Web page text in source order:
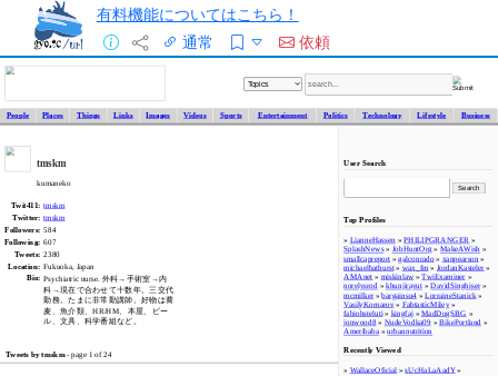
有料機能についてはこちら！
通常
依頼